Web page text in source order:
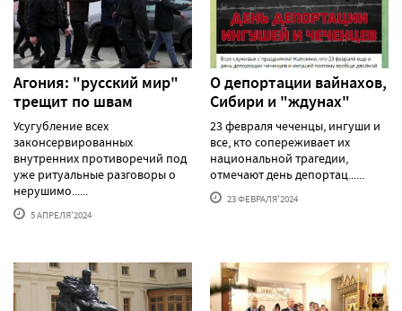
Агония: "русский мир"
трещит по швам
Усугубление всех
законсервированных
внутренних противоречий под
уже ритуальные разговоры о
нерушимо......
5 АПРЕЛЯ'2024
О депортации вайнахов,
Сибири и "ждунах"
23 февраля чеченцы, ингуши и
все, кто сопереживает их
национальной трагедии,
отмечают день депортац......
23 ФЕВРАЛЯ'2024